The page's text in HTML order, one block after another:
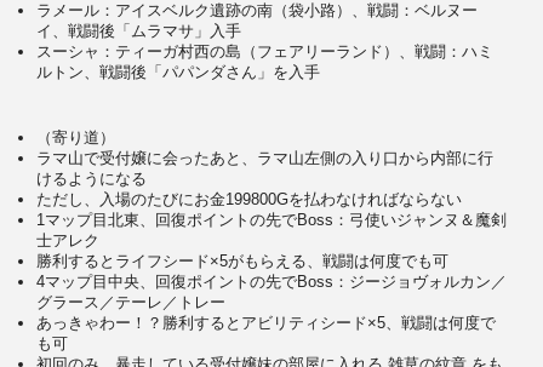
ラメール：アイスベルク遺跡の南（袋小路）、戦闘：ベルヌー
イ、戦闘後「ムラマサ」入手
スーシャ：ティーガ村西の島（フェアリーランド）、戦闘：ハミ
ルトン、戦闘後「パパンダさん」を入手
（寄り道）
ラマ山で受付嬢に会ったあと、ラマ山左側の入り口から内部に行
けるようになる
ただし、入場のたびにお金199800Gを払わなければならない
1マップ目北東、回復ポイントの先でBoss：弓使いジャンヌ＆魔剣
士アレク
勝利するとライフシード×5がもらえる、戦闘は何度でも可
4マップ目中央、回復ポイントの先でBoss：ジージョヴォルカン／
グラース／テーレ／トレー
あっきゃわー！？勝利するとアビリティシード×5、戦闘は何度で
も可